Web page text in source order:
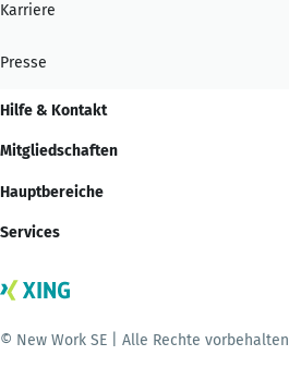
Karriere
Presse
Hilfe & Kontakt
Mitgliedschaften
Hauptbereiche
Services
© New Work SE | Alle Rechte vorbehalten